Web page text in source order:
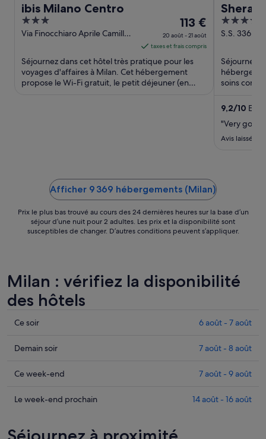
ibis Milano Centro
3
out
5
Via Finocchiaro Aprile Camillo 2
Le
prix
est
de 113 €
par
nuit
113 €
20 août - 21 août
taxes et frais compris
Séjournez dans cet hôtel très pratique pour les
voyages d'affaires à Milan. Cet hébergement
propose le Wi-Fi gratuit, le petit déjeuner (en
Airport
Center
4
out
5
S.S. 336
Séjournez
soins
9,2/10
"Very good
Avis laissé le
Afficher 9 369 hébergements (Milan)
Prix le plus bas trouvé au cours des 24 dernières heures sur la base d’un
séjour d’une nuit pour 2 adultes. Les prix et la disponibilité sont
susceptibles de changer. D’autres conditions peuvent s’appliquer.
Milan : vérifiez la disponibilité
des hôtels
Consulter
prix
Milan
cette
août
Ce soir 6 août - 7 août
Consulter
prix
Milan
soir,
Demain soir 7 août - 8 août
Consulter
prix
pour
Ce week-end 7 août - 9 août
Consulter
Le week-end prochain 14 août - 16 août